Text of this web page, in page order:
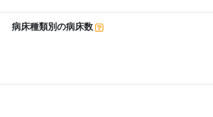
病床種類別の病床数